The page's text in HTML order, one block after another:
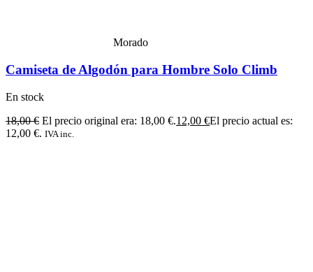
Morado
Camiseta de Algodón para Hombre Solo Climb
En stock
18,00€ El precio original era: 18,00 €.12,00 €El precio actual es:
12,00 €. IVA inc.